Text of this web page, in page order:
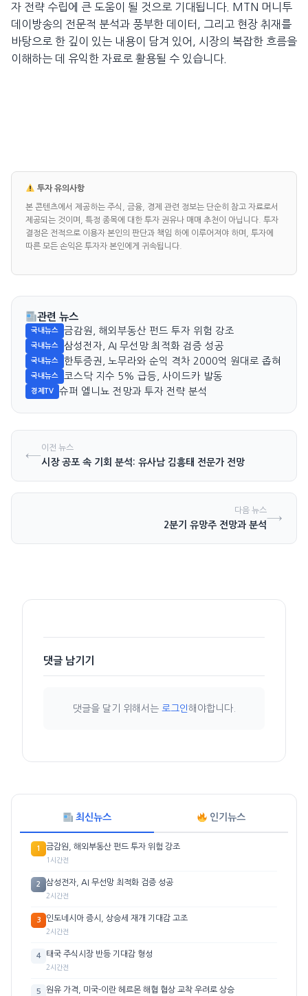
자 전략 수립에 큰 도움이 될 것으로 기대됩니다. MTN 머니투
데이방송의 전문적 분석과 풍부한 데이터, 그리고 현장 취재를
바탕으로 한 깊이 있는 내용이 담겨 있어, 시장의 복잡한 흐름을
이해하는 데 유익한 자료로 활용될 수 있습니다.
투자 유의사항
본 콘텐츠에서 제공하는 주식, 금융, 경제 관련 정보는 단순히 참고 자료로서
제공되는 것이며, 특정 종목에 대한 투자 권유나 매매 추천이 아닙니다. 투자
결정은 전적으로 이용자 본인의 판단과 책임 하에 이루어져야 하며, 투자에
따른 모든 손익은 투자자 본인에게 귀속됩니다.
관련 뉴스
국내뉴스 금감원, 해외부동산 펀드 투자 위험 강조
국내뉴스 삼성전자, AI 무선망 최적화 검증 성공
국내뉴스 한투증권, 노무라와 순익 격차 2000억 원대로 좁혀
국내뉴스 코스닥 지수 5% 급등, 사이드카 발동
경제TV 슈퍼 엘니뇨 전망과 투자 전략 분석
←이전 뉴스
시장 공포 속 기회 분석: 유사남 김흥태 전문가 전망
다음 뉴스
2분기 유망주 전망과 분석→
댓글 남기기
댓글을 달기 위해서는 로그인 해야합니다.
최신뉴스 인기뉴스
1 금감원, 해외부동산 펀드 투자 위험 강조
1시간전
2 삼성전자, AI 무선망 최적화 검증 성공
2시간전
3 인도네시아 증시, 상승세 재개 기대감 고조
2시간전
4 태국 주식시장 반등 기대감 형성
2시간전
5 원유 가격, 미국-이란 헤르몬 해협 협상 교착 우려로 상승